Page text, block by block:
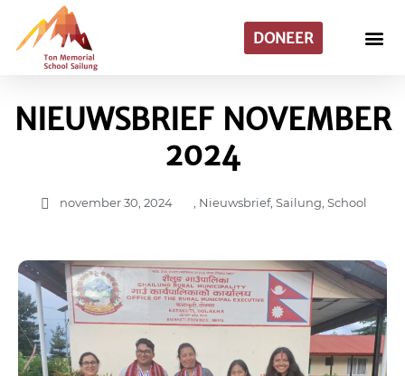
DONEER
NIEUWSBRIEF NOVEMBER
2024
november 30, 2024 Nieuwsbrief, Sailung School